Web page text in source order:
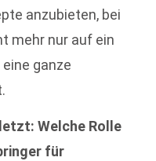
anzubieten, bei
mehr nur auf ein
ganze
Welche Rolle
für